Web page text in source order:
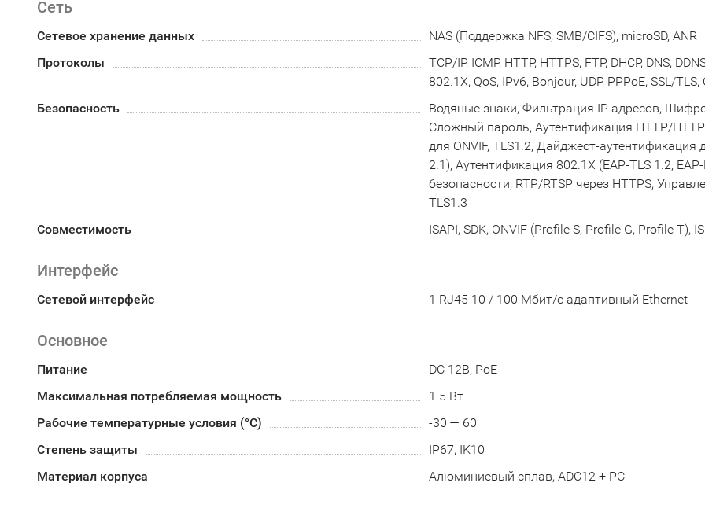
Сеть
Сетевое хранение данных
NAS (Поддержка NFS, SMB/CIFS), microSD, ANR
Протоколы
TCP/IP, ICMP, HTTP, HTTPS, FTP, DHCP, DNS,
802.1X, QoS, IPv6, Bonjour, UDP, PPPoE, SSL/
Безопасность
Водяные знаки, Фильтрация IP адресов,
Сложный пароль, Аутентификация HTTP/
для ONVIF, TLS1.2, Дайджест-аутентификация
2.1), Аутентификация 802.1X (EAP-TLS 1.2,
безопасности, RTP/RTSP через HTTPS,
TLS1.3
Совместимость
ISAPI, SDK, ONVIF (Profile S, Profile G, Profile T),
Интерфейс
Сетевой интерфейс 1 RJ45 10 / 100 Мбит/с адаптивный Ethernet
Основное
Питание
DC 12В, PoE
Максимальная потребляемая мощность
1.5 Вт
Рабочие температурные условия (°С)
-30 — 60
Степень защиты
IP67, IK10
Материал корпуса
Алюминиевый сплав, ADC12 + PC